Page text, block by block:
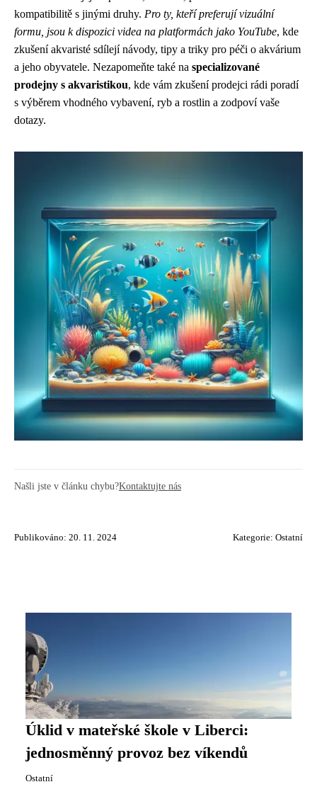
kompatibilitě s jinými druhy. Pro ty, kteří preferují vizuální
formu, jsou k dispozici videa na platformách jako YouTube, kde
zkušení akvaristé sdílejí návody, tipy a triky pro péči o akvárium
a jeho obyvatele. Nezapomeňte také na specializované
prodejny s akvaristikou, kde vám zkušení prodejci rádi poradí
s výběrem vhodného vybavení, ryb a rostlin a zodpoví vaše
dotazy.
Našli jste v článku chybu?Kontaktujte nás
Publikováno: 20. 11. 2024 Kategorie: Ostatní
Úklid v mateřské škole v Liberci:
jednosměnný provoz bez víkendů
Ostatní